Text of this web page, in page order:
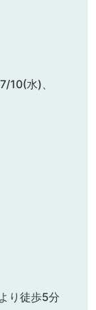
10(水)、
り徒歩5分